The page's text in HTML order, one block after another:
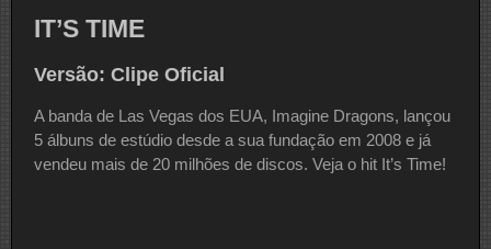
IT’S TIME
Versão: Clipe Oficial
A banda de Las Vegas dos EUA, Imagine Dragons, lançou
5 álbuns de estúdio desde a sua fundação em 2008 e já
vendeu mais de 20 milhões de discos. Veja o hit It’s Time!